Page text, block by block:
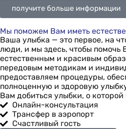
получите больше информации
Мы поможем Вам иметь
Ваша улыбка — это первое, на
люди, и мы здесь, чтобы помочь
естественным и красивым
передовым методикам и
предоставляем процедуры,
полноценную и здоровую
Вам добиться улыбки, о
Онлайн-консультация
Трансфер в аэропорт
Счастливый гость